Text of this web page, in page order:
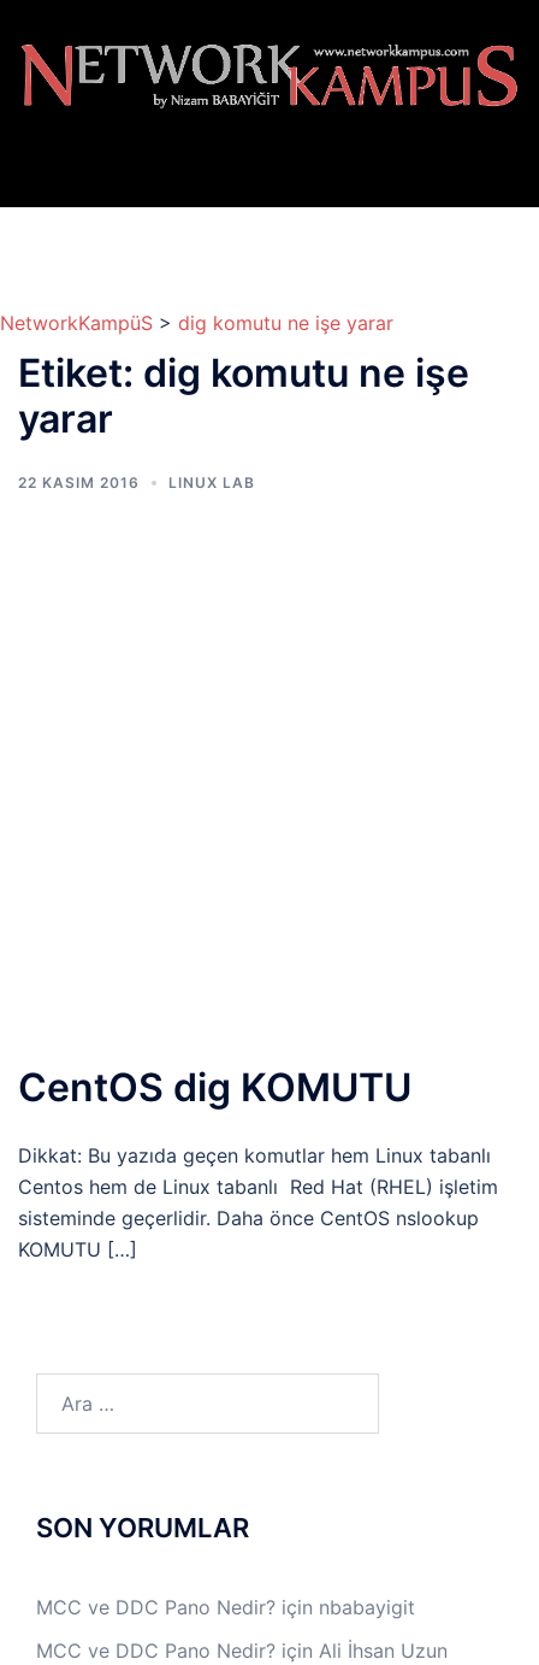
atla
NetworkKampüS > dig komutu ne işe yarar
Etiket: dig komutu ne işe
yarar
22 KASIM 2016 LINUX LAB
CentOS dig KOMUTU
Dikkat: Bu yazıda geçen komutlar hem Linux tabanlı
Centos hem de Linux tabanlı Red Hat (RHEL) işletim
sisteminde geçerlidir. Daha önce CentOS nslookup
KOMUTU […]
SON YORUMLAR
MCC ve DDC Pano Nedir? için nbabayigit
MCC ve DDC Pano Nedir? için Ali İhsan Uzun